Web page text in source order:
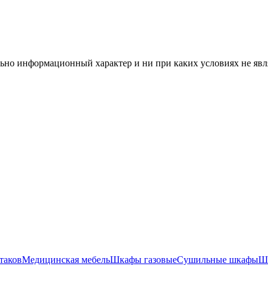
информационный характер и ни при каких условиях не
Медицинская мебельШкафы газовыеСушильные шкафы